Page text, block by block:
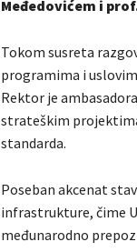
Međedovićem i
Tokom susreta
programima i
Rektor je
strateškim
standarda.
Poseban akcenat
infrastrukture, čime
međunarodno